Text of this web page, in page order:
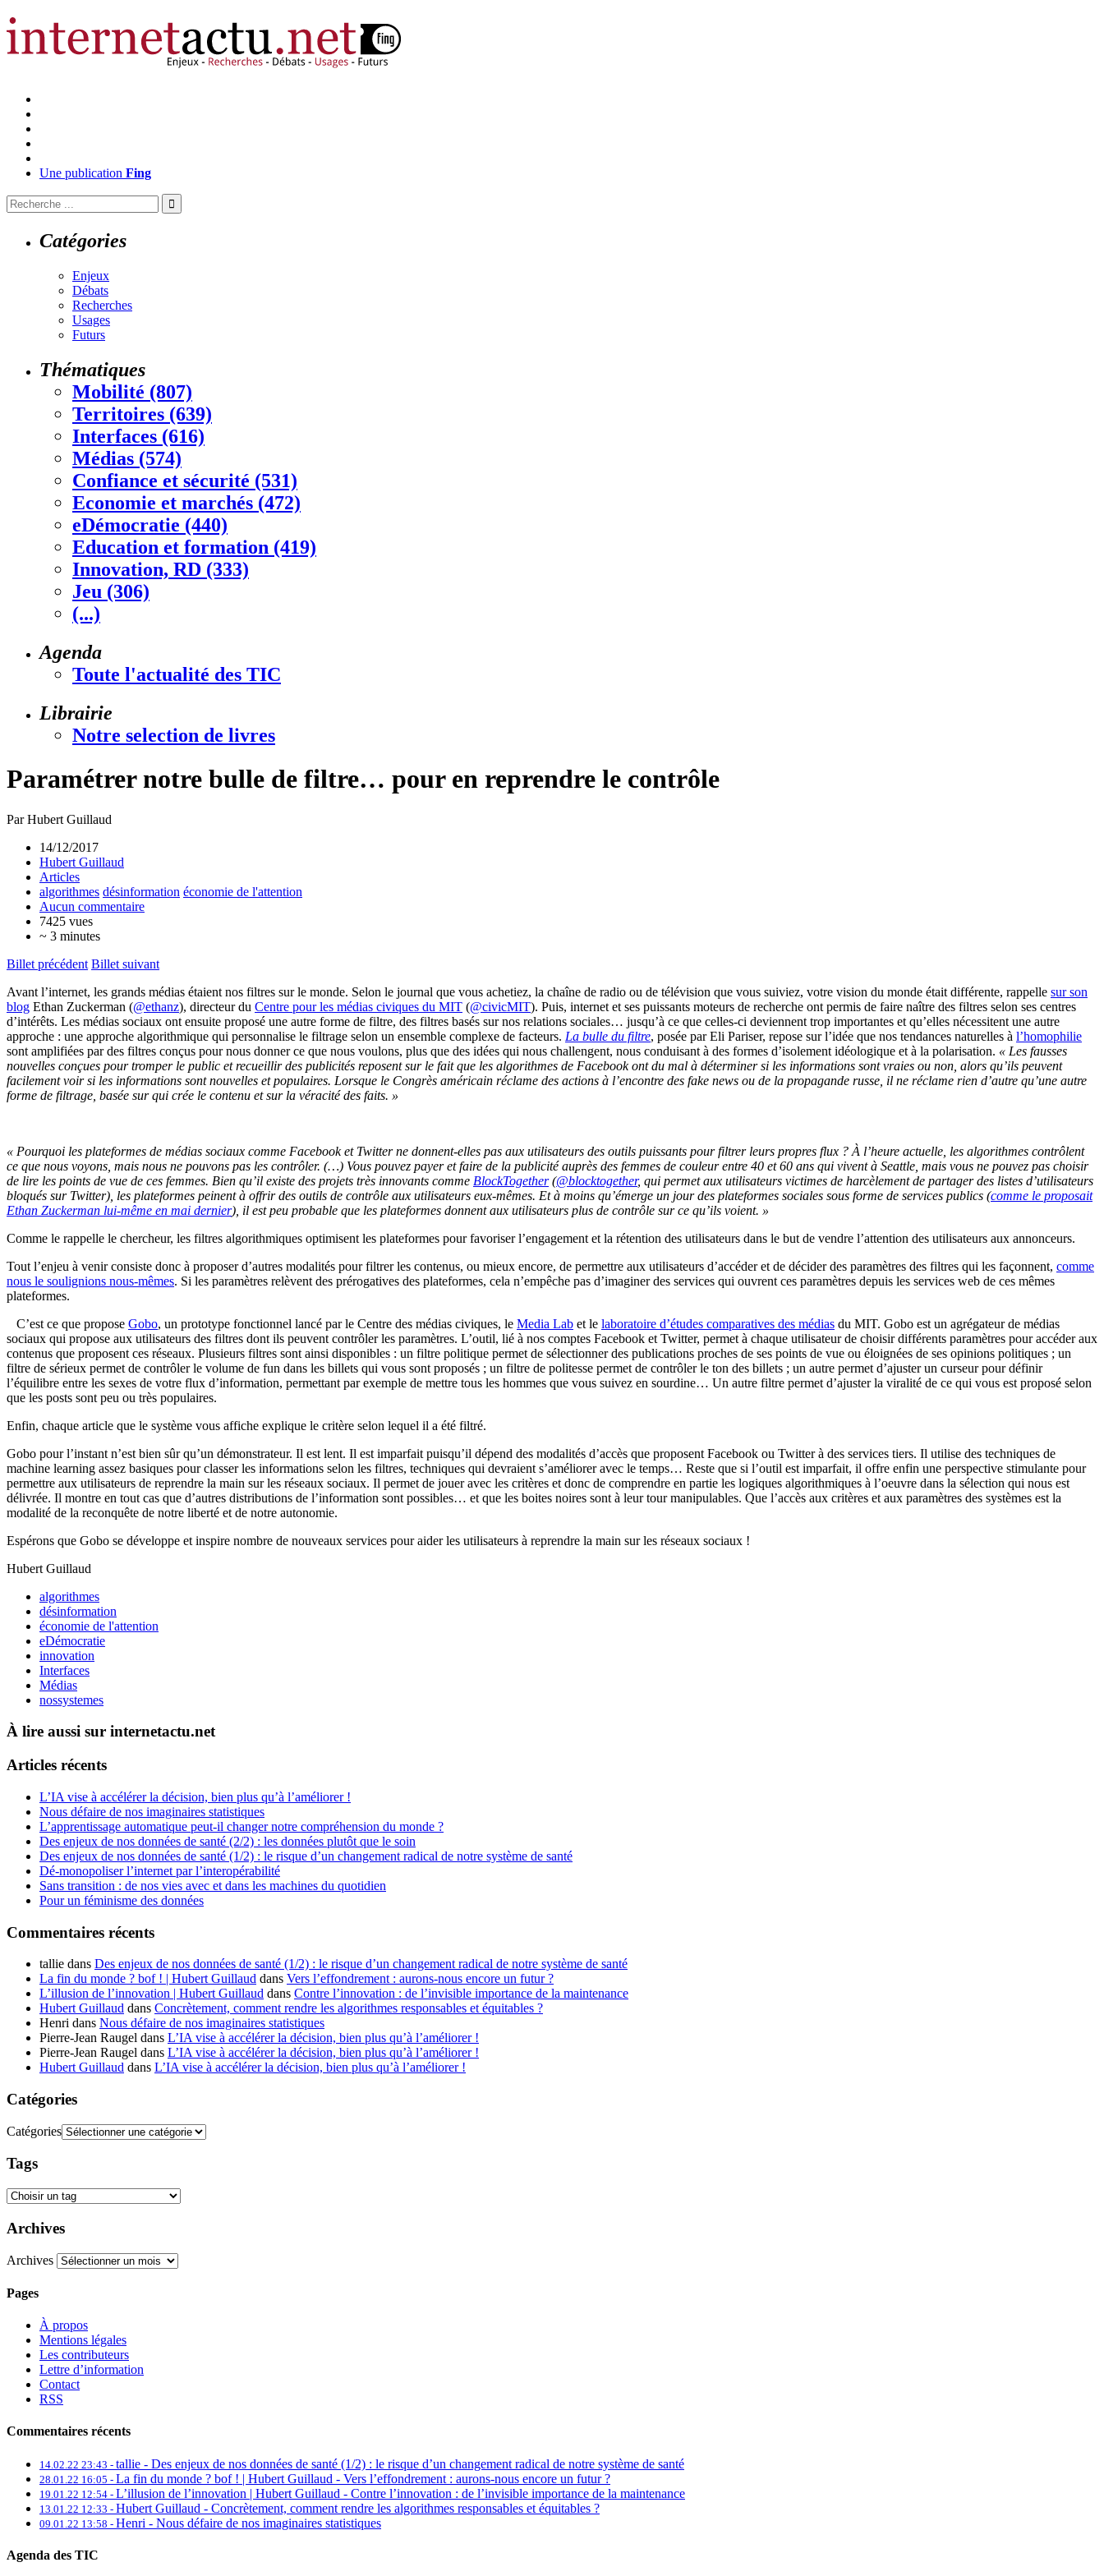
Une publication Fing
Catégories
Enjeux
Débats
Recherches
Usages
Futurs
Thématiques
Mobilité (807)
Territoires (639)
Interfaces (616)
Médias (574)
Confiance et sécurité (531)
Economie et marchés (472)
eDémocratie (440)
Education et formation (419)
Innovation, RD (333)
Jeu (306)
(...)
Agenda
Toute l'actualité des TIC
Librairie
Notre selection de livres
Paramétrer notre bulle de filtre… pour en reprendre le contrôle
Par Hubert Guillaud
14/12/2017
Hubert Guillaud
Articles
algorithmes désinformation économie de l'attention
Aucun commentaire
7425 vues
~ 3 minutes
Billet précédent Billet suivant
Avant l’internet, les grands médias étaient nos filtres sur le monde. Selon le journal que vous achetiez, la chaîne de radio ou de télévision que vous suiviez, votre vision du monde était différente, rappelle sur son
blog Ethan Zuckerman (@ethanz), directeur du Centre pour les médias civiques du MIT (@civicMIT). Puis, internet et ses puissants moteurs de recherche ont permis de faire naître des filtres selon ses centres
d’intérêts. Les médias sociaux ont ensuite proposé une autre forme de filtre, des filtres basés sur nos relations sociales… jusqu’à ce que celles-ci deviennent trop importantes et qu’elles nécessitent une autre
approche : une approche algorithmique qui personnalise le filtrage selon un ensemble complexe de facteurs. La bulle du filtre, posée par Eli Pariser, repose sur l’idée que nos tendances naturelles à l’homophilie
sont amplifiées par des filtres conçus pour nous donner ce que nous voulons, plus que des idées qui nous challengent, nous conduisant à des formes d’isolement idéologique et à la polarisation. « Les fausses
nouvelles conçues pour tromper le public et recueillir des publicités reposent sur le fait que les algorithmes de Facebook ont du mal à déterminer si les informations sont vraies ou non, alors qu’ils peuvent
facilement voir si les informations sont nouvelles et populaires. Lorsque le Congrès américain réclame des actions à l’encontre des fake news ou de la propagande russe, il ne réclame rien d’autre qu’une autre
forme de filtrage, basée sur qui crée le contenu et sur la véracité des faits. »
« Pourquoi les plateformes de médias sociaux comme Facebook et Twitter ne donnent-elles pas aux utilisateurs des outils puissants pour filtrer leurs propres flux ? À l’heure actuelle, les algorithmes contrôlent
ce que nous voyons, mais nous ne pouvons pas les contrôler. (…) Vous pouvez payer et faire de la publicité auprès des femmes de couleur entre 40 et 60 ans qui vivent à Seattle, mais vous ne pouvez pas choisir
de lire les points de vue de ces femmes. Bien qu’il existe des projets très innovants comme BlockTogether(@blocktogether, qui permet aux utilisateurs victimes de harcèlement de partager des listes d’utilisateurs
bloqués sur Twitter), les plateformes peinent à offrir des outils de contrôle aux utilisateurs eux-mêmes. Et à moins qu’émerge un jour des plateformes sociales sous forme de services publics (comme le proposait
Ethan Zuckerman lui-même en mai dernier), il est peu probable que les plateformes donnent aux utilisateurs plus de contrôle sur ce qu’ils voient. »
Comme le rappelle le chercheur, les filtres algorithmiques optimisent les plateformes pour favoriser l’engagement et la rétention des utilisateurs dans le but de vendre l’attention des utilisateurs aux annonceurs.
Tout l’enjeu à venir consiste donc à proposer d’autres modalités pour filtrer les contenus, ou mieux encore, de permettre aux utilisateurs d’accéder et de décider des paramètres des filtres qui les façonnent, comme
nous le soulignions nous-mêmes. Si les paramètres relèvent des prérogatives des plateformes, cela n’empêche pas d’imaginer des services qui ouvrent ces paramètres depuis les services web de ces mêmes
plateformes.
C’est ce que propose Gobo, un prototype fonctionnel lancé par le Centre des médias civiques, le Media Lab et le laboratoire d’études comparatives des médias du MIT. Gobo est un agrégateur de médias
sociaux qui propose aux utilisateurs des filtres dont ils peuvent contrôler les paramètres. L’outil, lié à nos comptes Facebook et Twitter, permet à chaque utilisateur de choisir différents paramètres pour accéder aux
contenus que proposent ces réseaux. Plusieurs filtres sont ainsi disponibles : un filtre politique permet de sélectionner des publications proches de ses points de vue ou éloignées de ses opinions politiques ; un
filtre de sérieux permet de contrôler le volume de fun dans les billets qui vous sont proposés ; un filtre de politesse permet de contrôler le ton des billets ; un autre permet d’ajuster un curseur pour définir
l’équilibre entre les sexes de votre flux d’information, permettant par exemple de mettre tous les hommes que vous suivez en sourdine… Un autre filtre permet d’ajuster la viralité de ce qui vous est proposé selon
que les posts sont peu ou très populaires.
Enfin, chaque article que le système vous affiche explique le critère selon lequel il a été filtré.
Gobo pour l’instant n’est bien sûr qu’un démonstrateur. Il est lent. Il est imparfait puisqu’il dépend des modalités d’accès que proposent Facebook ou Twitter à des services tiers. Il utilise des techniques de
machine learning assez basiques pour classer les informations selon les filtres, techniques qui devraient s’améliorer avec le temps… Reste que si l’outil est imparfait, il offre enfin une perspective stimulante pour
permettre aux utilisateurs de reprendre la main sur les réseaux sociaux. Il permet de jouer avec les critères et donc de comprendre en partie les logiques algorithmiques à l’oeuvre dans la sélection qui nous est
délivrée. Il montre en tout cas que d’autres distributions de l’information sont possibles… et que les boites noires sont à leur tour manipulables. Que l’accès aux critères et aux paramètres des systèmes est la
modalité de la reconquête de notre liberté et de notre autonomie.
Espérons que Gobo se développe et inspire nombre de nouveaux services pour aider les utilisateurs à reprendre la main sur les réseaux sociaux !
Hubert Guillaud
algorithmes
désinformation
économie de l'attention
eDémocratie
innovation
Interfaces
Médias
nossystemes
À lire aussi sur internetactu.net
Articles récents
L’IA vise à accélérer la décision, bien plus qu’à l’améliorer !
Nous défaire de nos imaginaires statistiques
L’apprentissage automatique peut-il changer notre compréhension du monde ?
Des enjeux de nos données de santé (2/2) : les données plutôt que le soin
Des enjeux de nos données de santé (1/2) : le risque d’un changement radical de notre système de santé
Dé-monopoliser l’internet par l’interopérabilité
Sans transition : de nos vies avec et dans les machines du quotidien
Pour un féminisme des données
Commentaires récents
tallie dans Des enjeux de nos données de santé (1/2) : le risque d’un changement radical de notre système de santé
La fin du monde ? bof ! | Hubert Guillaud dans Vers l’effondrement : aurons-nous encore un futur ?
L’illusion de l’innovation | Hubert Guillaud dans Contre l’innovation : de l’invisible importance de la maintenance
Hubert Guillaud dans Concrètement, comment rendre les algorithmes responsables et équitables ?
Henri dans Nous défaire de nos imaginaires statistiques
Pierre-Jean Raugel dans L’IA vise à accélérer la décision, bien plus qu’à l’améliorer !
Pierre-Jean Raugel dans L’IA vise à accélérer la décision, bien plus qu’à l’améliorer !
Hubert Guillaud dans L’IA vise à accélérer la décision, bien plus qu’à l’améliorer !
Catégories
Catégories
Tags
Archives
Archives
Pages
À propos
Mentions légales
Les contributeurs
Lettre d’information
Contact
RSS
Commentaires récents
14.02.22 23:43 - tallie - Des enjeux de nos données de santé (1/2) : le risque d’un changement radical de notre système de santé
28.01.22 16:05 - La fin du monde ? bof ! | Hubert Guillaud - Vers l’effondrement : aurons-nous encore un futur ?
19.01.22 12:54 - L’illusion de l’innovation | Hubert Guillaud - Contre l’innovation : de l’invisible importance de la maintenance
13.01.22 12:33 - Hubert Guillaud - Concrètement, comment rendre les algorithmes responsables et équitables ?
09.01.22 13:58 - Henri - Nous défaire de nos imaginaires statistiques
Agenda des TIC